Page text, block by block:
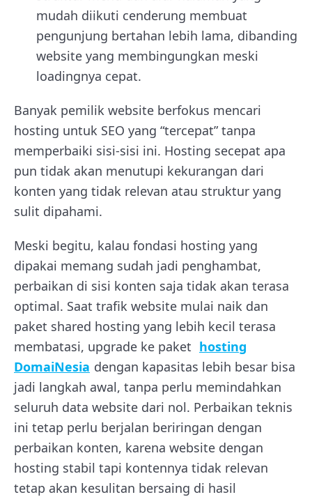
mudah diikuti cenderung membuat
pengunjung bertahan lebih lama, dibanding
website yang membingungkan meski
loadingnya cepat.
Banyak pemilik website berfokus mencari
hosting untuk SEO yang “tercepat” tanpa
memperbaiki sisi-sisi ini. Hosting secepat apa
pun tidak akan menutupi kekurangan dari
konten yang tidak relevan atau struktur yang
sulit dipahami.
Meski begitu, kalau fondasi hosting yang
dipakai memang sudah jadi penghambat,
perbaikan di sisi konten saja tidak akan terasa
optimal. Saat trafik website mulai naik dan
paket shared hosting yang lebih kecil terasa
membatasi, upgrade ke paket hosting
DomaiNesia dengan kapasitas lebih besar bisa
jadi langkah awal, tanpa perlu memindahkan
seluruh data website dari nol. Perbaikan teknis
ini tetap perlu berjalan beriringan dengan
perbaikan konten, karena website dengan
hosting stabil tapi kontennya tidak relevan
tetap akan kesulitan bersaing di hasil